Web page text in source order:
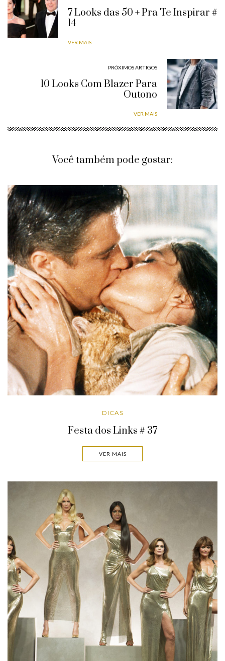
7 Looks das 50 + Pra Te Inspirar #
14
VER MAIS
PRÓXIMOS ARTIGOS
10 Looks Com Blazer Para
Outono
VER MAIS
Você também pode gostar:
DICAS
Festa dos Links # 37
VER MAIS